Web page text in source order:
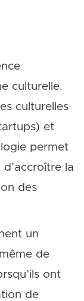
culturelle.
culturelles
et
permet
la
des
un
de
ont
de